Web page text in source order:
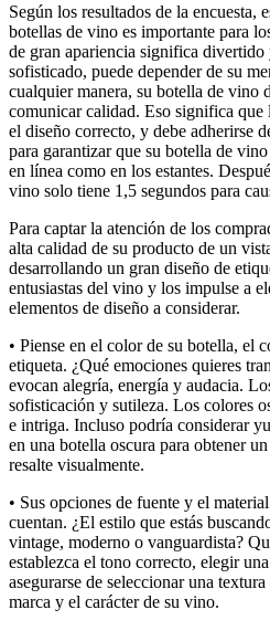
Según los resultados de la encuesta,
botellas de vino es importante para
de gran apariencia significa
sofisticado, puede depender de su
cualquier manera, su botella de vino
comunicar calidad. Eso significa que
el diseño correcto, y debe adherirse
para garantizar que su botella de
en línea como en los estantes.
vino solo tiene 1,5 segundos para
Para captar la atención de los
alta calidad de su producto de un
desarrollando un gran diseño de
entusiastas del vino y los impulse a
elementos de diseño a considerar.
• Piense en el color de su botella, el
etiqueta. ¿Qué emociones quieres
evocan alegría, energía y audacia.
sofisticación y sutileza. Los colores
e intriga. Incluso podría considerar
en una botella oscura para obtener
resalte visualmente.
• Sus opciones de fuente y el
cuentan. ¿El estilo que estás
vintage, moderno o vanguardista?
establezca el tono correcto, elegir
asegurarse de seleccionar una
marca y el carácter de su vino.